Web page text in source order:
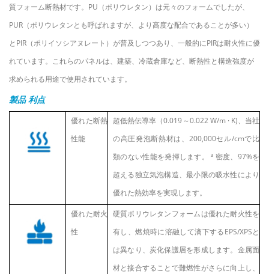
質フォーム断熱材です。PU（ポリウレタン）は元々のフォームでしたが、
PUR（ポリウレタンとも呼ばれますが、より高度な配合であることが多い）
とPIR（ポリイソシアヌレート）が普及しつつあり、一般的にPIRは耐火性に優
れています。これらのパネルは、建築、冷蔵倉庫など、断熱性と構造強度が
求められる用途で使用されています。
製品利点
優れた断熱
性能
超低熱伝導率（0.019～0.022 W/m · K)、当社
の高圧発泡断熱材は、200,000セル/cmで比
類のない性能を発揮します。³ 密度、97%を
超える独立気泡構造、最小限の吸水性により
優れた熱効率を実現します。
優れた耐火
性
硬質ポリウレタンフォームは優れた耐火性を
有し、燃焼時に溶融して滴下するEPS/XPSと
は異なり、炭化保護層を形成します。金属面
材と接合することで難燃性がさらに向上し、